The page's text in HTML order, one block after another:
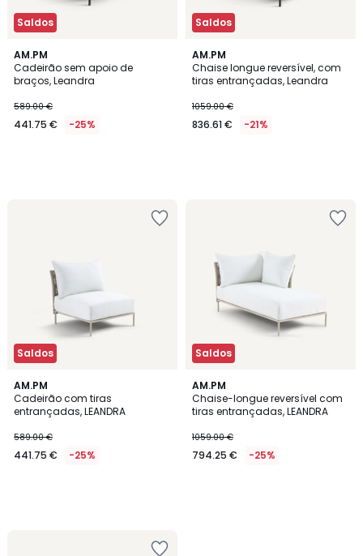
Saldos
AM.PM
Cadeirão sem apoio de
braços, Leandra
589.00 €
441.75 € -25%
Saldos
AM.PM
Chaise longue reversível, com
tiras entrançadas, Leandra
1059.00 €
836.61 € -21%
Saldos
AM.PM
Cadeirão com tiras
entrançadas, LEANDRA
589.00 €
441.75 € -25%
Saldos
AM.PM
Chaise-longue reversível com
tiras entrançadas, LEANDRA
1059.00 €
794.25 € -25%